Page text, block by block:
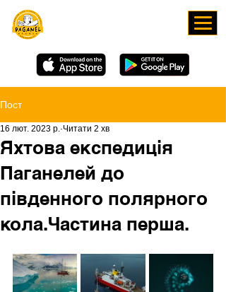
Пост
Яхтова експедиція
Паганелей до
південного полярного
кола.Частина перша.
16 лют. 2023 р. Читати 2 хв